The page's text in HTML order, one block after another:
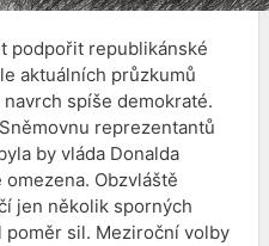
podpořit republikánské
aktuálních průzkumů
spíše demokraté.
reprezentantů
by vláda Donalda
Obzvláště
jen několik sporných
poměr sil. Meziroční volby